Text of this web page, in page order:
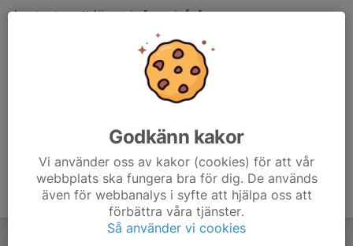
Jag testar att lägga in "mer info"
Godkänn kakor
Vi använder oss av kakor (cookies) för att vår
webbplats ska fungera bra för dig. De används
även för webbanalys i syfte att hjälpa oss att
förbättra våra tjänster.
Så använder vi cookies